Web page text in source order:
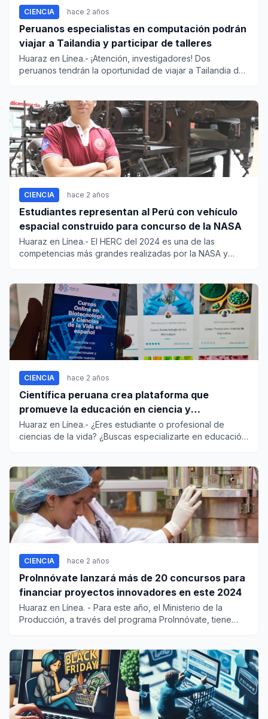
CIENCIA hace 2 años
Peruanos especialistas en computación podrán
viajar a Tailandia y participar de talleres
Huaraz en Línea.- ¡Atención, investigadores! Dos
peruanos tendrán la oportunidad de viajar a Tailandia del
CIENCIA hace 2 años
Estudiantes representan al Perú con vehículo
espacial construido para concurso de la NASA
Huaraz en Línea.- El HERC del 2024 es una de las
competencias más grandes realizadas por la NASA y
CIENCIA hace 2 años
Científica peruana crea plataforma que
promueve la educación en ciencia y
biotecnología
Huaraz en Línea.- ¿Eres estudiante o profesional de
ciencias de la vida? ¿Buscas especializarte en educación
CIENCIA hace 2 años
ProInnóvate lanzará más de 20 concursos para
financiar proyectos innovadores en este 2024
Huaraz en Línea. - Para este año, el Ministerio de la
Producción, a través del programa ProInnóvate, tiene